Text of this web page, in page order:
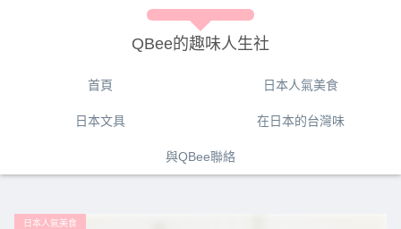
QBee的趣味人生社
首頁 日本人氣美食
日本文具 在日本的台灣味
與QBee聯絡
日本人氣美食